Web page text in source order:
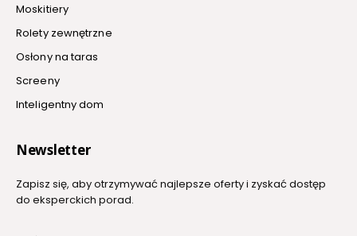
Moskitiery
Rolety zewnętrzne
Osłony na taras
Screeny
Inteligentny dom
Newsletter
Zapisz się, aby otrzymywać najlepsze oferty i zyskać dostęp
do eksperckich porad.